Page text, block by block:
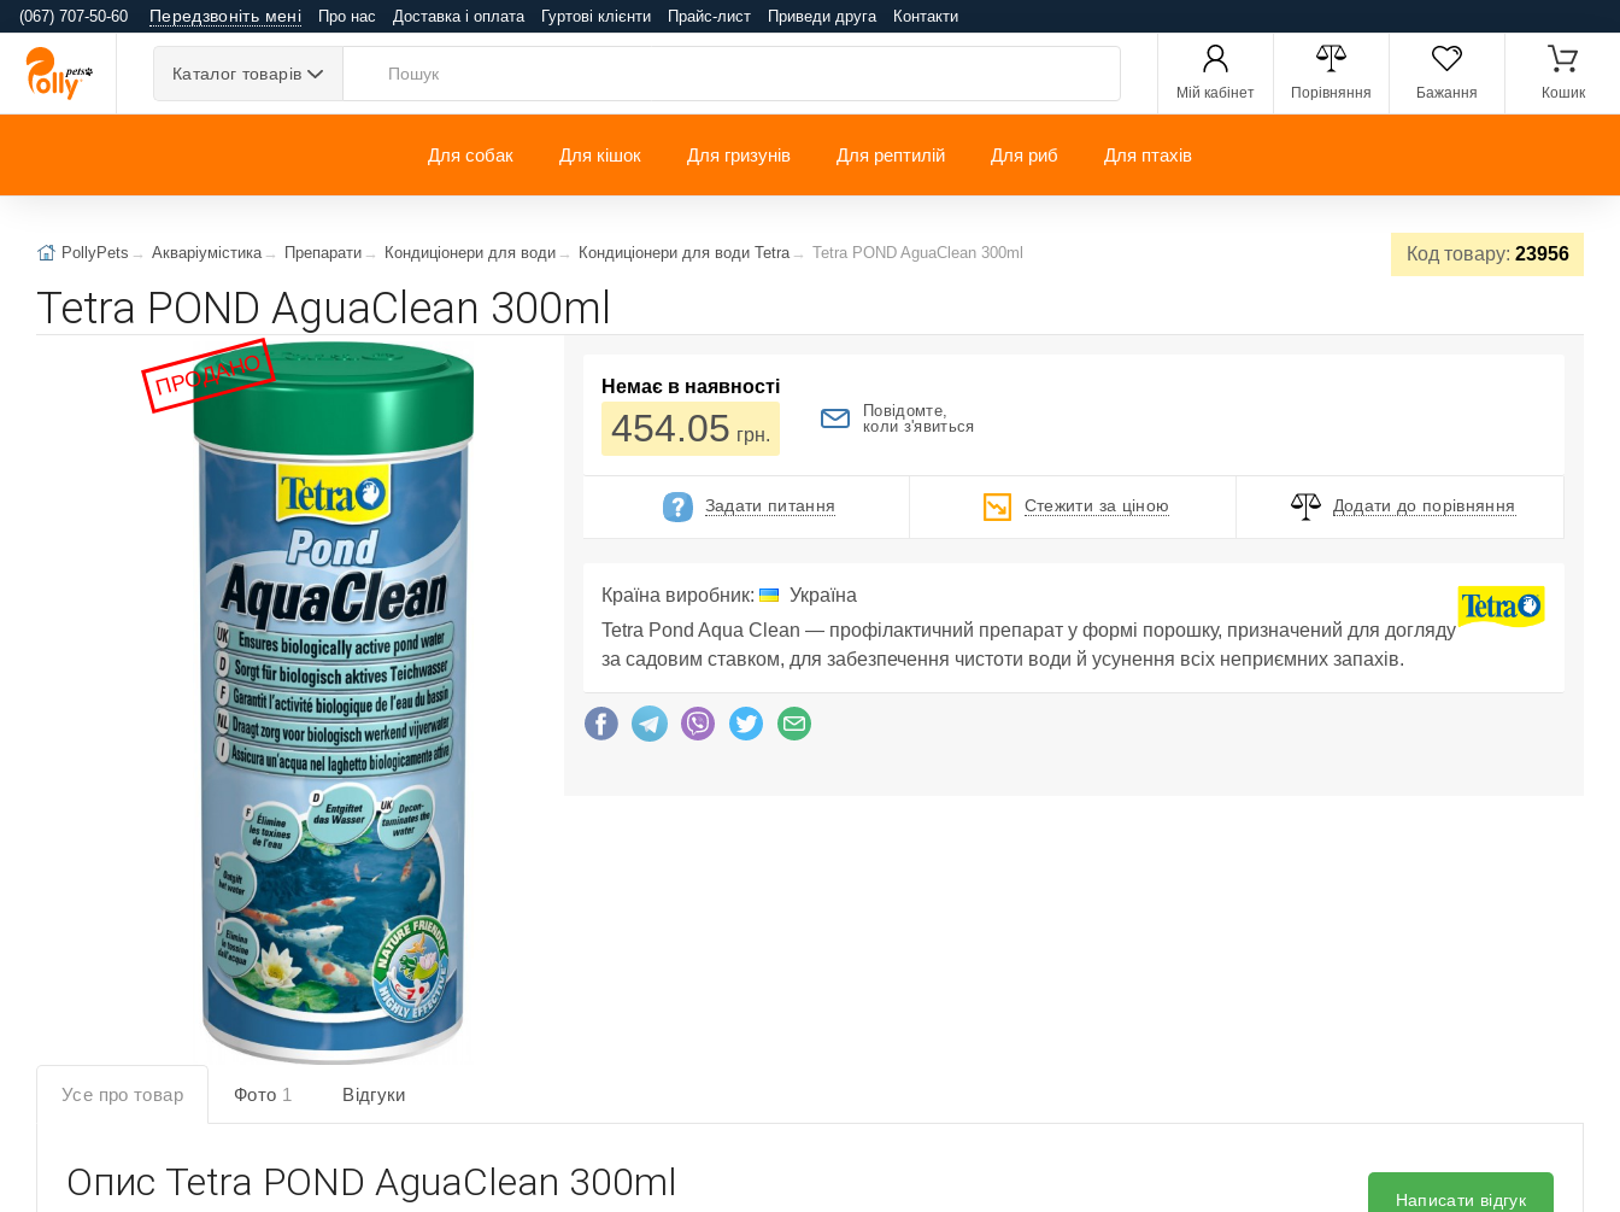
(067) 707-50-60 Передзвоніть мені Про нас Доставка і оплата Гуртові клієнти Прайс-лист Приведи друга Контакти
Каталог товарів
Мій кабінет Порівняння Бажання Кошик
Для собак Для кішок Для гризунів Для рептилій Для риб Для птахів
Код товару: 23956
PollyPets Акваріумістика Препарати Кондиціонери для води Кондиціонери для води Tetra Tetra POND AguaClean 300ml
Tetra POND AguaClean 300ml
ПРОДАНО Немає в наявності
454.05 грн.
Повідомте,
коли з'явиться
Задати питання Стежити за ціною Додати до порівняння
Країна виробник:
Україна
Tetra Pond Aqua Clean — профілактичний препарат у формі порошку, призначений для догляду
за садовим ставком, для забезпечення чистоти води й усунення всіх неприємних запахів.
Усе про товар Фото 1 Відгуки
Опис Tetra POND AguaClean 300ml Написати відгук